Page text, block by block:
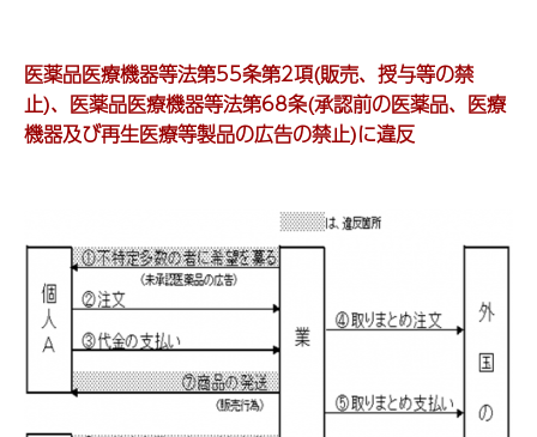
医薬品医療機器等法第55条第2項(販売、授与等の禁
止)、医薬品医療機器等法第68条(承認前の医薬品、医療
機器及び再生医療等製品の広告の禁止)に違反